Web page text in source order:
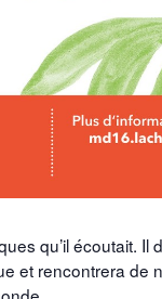
qu’il écoutait. Il
et rencontrera de